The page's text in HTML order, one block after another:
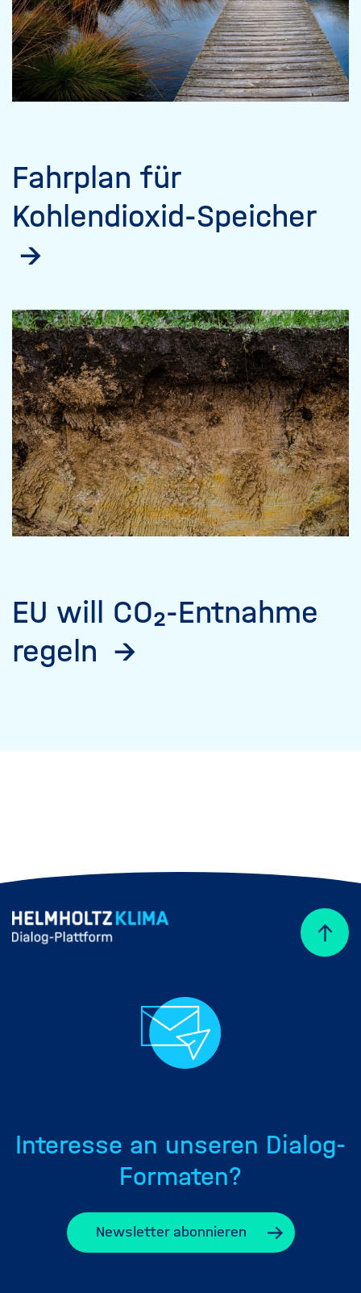
Fahrplan für
Kohlendioxid-Speicher
EU will CO₂-Entnahme
regeln
Interesse an unseren Dialog-
Formaten?
Newsletter abonnieren